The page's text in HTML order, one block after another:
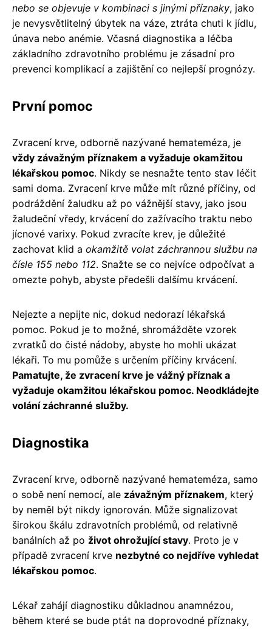
nebo se objevuje v kombinaci s jinými příznaky, jako
je nevysvětlitelný úbytek na váze, ztráta chuti k jídlu,
únava nebo anémie. Včasná diagnostika a léčba
základního zdravotního problému je zásadní pro
prevenci komplikací a zajištění co nejlepší prognózy.
První pomoc
Zvracení krve, odborně nazývané hemateméza, je
vždy závažným příznakem a vyžaduje okamžitou
lékařskou pomoc. Nikdy se nesnažte tento stav léčit
sami doma. Zvracení krve může mít různé příčiny, od
podráždění žaludku až po vážnější stavy, jako jsou
žaludeční vředy, krvácení do zažívacího traktu nebo
jícnové varixy. Pokud zvracíte krev, je důležité
zachovat klid a okamžitě volat záchrannou službu na
čísle 155 nebo 112. Snažte se co nejvíce odpočívat a
omezte pohyb, abyste předešli dalšímu krvácení.
Nejezte a nepijte nic, dokud nedorazí lékařská
pomoc. Pokud je to možné, shromážděte vzorek
zvratků do čisté nádoby, abyste ho mohli ukázat
lékaři. To mu pomůže s určením příčiny krvácení.
Pamatujte, že zvracení krve je vážný příznak a
vyžaduje okamžitou lékařskou pomoc. Neodkládejte
volání záchranné služby.
Diagnostika
Zvracení krve, odborně nazývané hemateméza, samo
o sobě není nemocí, ale závažným příznakem, který
by neměl být nikdy ignorován. Může signalizovat
širokou škálu zdravotních problémů, od relativně
banálních až po život ohrožující stavy. Proto je v
případě zvracení krve nezbytné co nejdříve vyhledat
lékařskou pomoc.
Lékař zahájí diagnostiku důkladnou anamnézou,
během které se bude ptát na doprovodné příznaky,